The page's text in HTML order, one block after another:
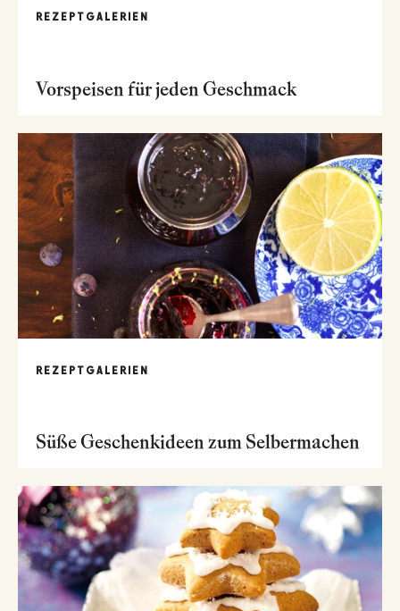
REZEPTGALERIEN
Vorspeisen für jeden Geschmack
REZEPTGALERIEN
Süße Geschenkideen zum Selbermachen